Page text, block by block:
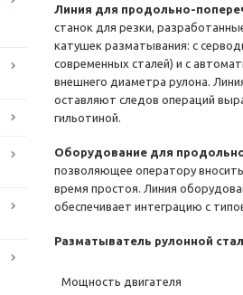
Линия для продольно-
станок для резки,
катушек разматывания: с
современных сталей) и с
внешнего диаметра рулона.
оставляют следов операций
гильотиной.
Оборудование для
позволяющее оператору
время простоя. Линия
обеспечивает интеграцию с
Разматыватель рулонной
Мощность двигателя